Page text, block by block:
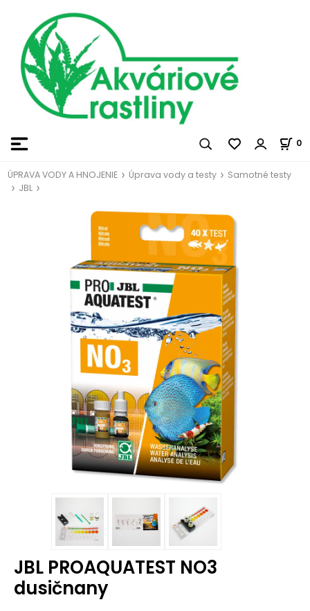
0
ÚPRAVA VODY A HNOJENIE Úprava vody a testy
Samotné testy
JBL
JBL PROAQUATEST NO3
dusičnany